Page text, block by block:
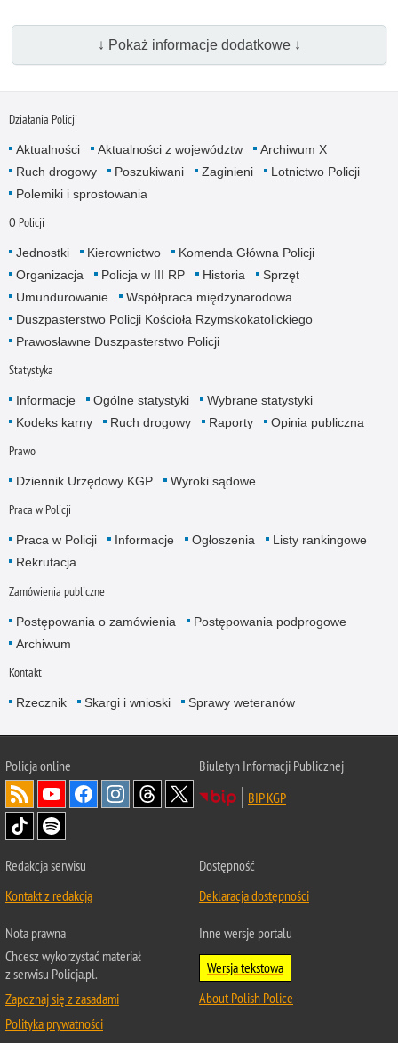
↓ Pokaż informacje dodatkowe ↓
Działania Policji
Aktualności Aktualności z województw
Archiwum X
Ruch drogowy
Poszukiwani Zaginieni
Lotnictwo Policji
Polemiki i sprostowania
O Policji
Jednostki Kierownictwo
Komenda Główna Policji
Organizacja
Policja w III RP Historia
Sprzęt
Umundurowanie
Współpraca międzynarodowa
Duszpasterstwo Policji Kościoła Rzymskokatolickiego
Prawosławne Duszpasterstwo Policji
Statystyka
Informacje Ogólne statystyki
Wybrane statystyki
Kodeks karny
Ruch drogowy Raporty Opinia publiczna
Prawo
Dziennik Urzędowy KGP Wyroki sądowe
Praca w Policji
Praca w Policji Informacje Ogłoszenia
Listy rankingowe
Rekrutacja
Zamówienia publiczne
Postępowania o zamówienia
Postępowania podprogowe
Archiwum
Kontakt
Rzecznik Skargi i wnioski Sprawy weteranów
Policjaonline
Biuletyn Informacji Publicznej
BIP KGP
Redakcja serwisu
Kontakt z redakcją
Dostępność
Deklaracja dostępności
Nota prawna
Chcesz wykorzystać materiał
z serwisu Policja.pl.
Zapoznaj się z zasadami
Polityka prywatności
Inne wersje portalu
Wersja tekstowa
About Polish Police